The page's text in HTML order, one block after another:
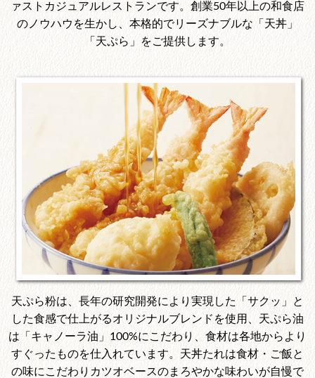
ァストカジュアルレストランです。創業50年以上の和食店
のノウハウを生かし、本格的でリーズナブルな「天丼」
「天ぷら」をご提供します。
天ぷら粉は、長年の研究開発により実現した「サクッ」と
した食感で仕上がるオリジナルブレンドを使用、天ぷら油
は「キャノーラ油」100%にこだわり、食材は各地からより
すぐったものを仕入れています。天丼たれは食材・ご飯と
の味にこだわりカツオベースのまろやかな味わいが自慢で